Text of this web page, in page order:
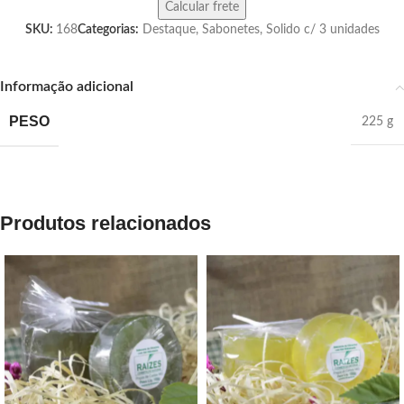
SKU: 168Categorias: Destaque, Sabonetes, Solido c/ 3 unidades
Informação adicional
PESO 225 g
Produtos relacionados